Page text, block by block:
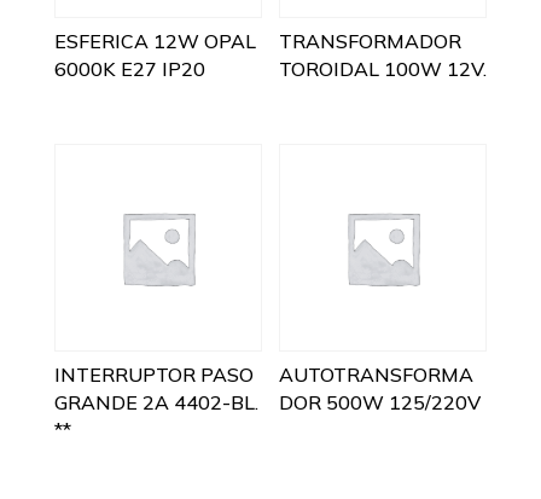
ESFERICA 12W OPAL
6000K E27 IP20
TRANSFORMADOR
TOROIDAL 100W 12V.
INTERRUPTOR PASO
GRANDE 2A 4402-BL.
**
AUTOTRANSFORMA
DOR 500W 125/220V